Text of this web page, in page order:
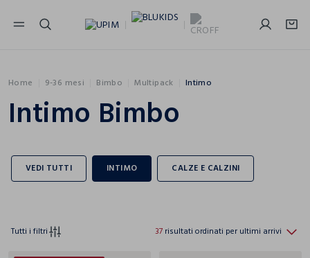
NAVIGATION.ARIA.GOTOMAINCONTENT
Home 9-36 mesi Bimbo Multipack Intimo
Intimo Bimbo
Tutti i filtri 37 risultati ordinati per ultimi arrivi